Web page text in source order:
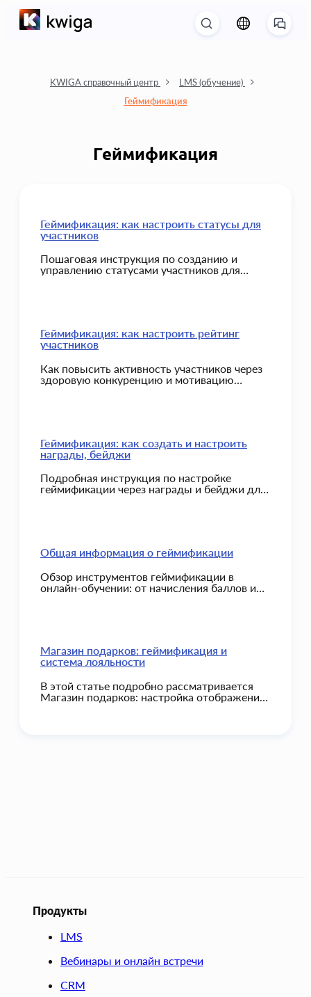
KWIGA справочный центр
LMS (обучение)
Геймификация
Геймификация
Геймификация: как настроить статусы для
участников
Пошаговая инструкция по созданию и
управлению статусами участников для
Геймификация: как настроить рейтинг
участников
Как повысить активность участников через
здоровую конкуренцию и мотивацию
Геймификация: как создать и настроить
награды, бейджи
Подробная инструкция по настройке
геймификации через награды и бейджи для
Общая информация о геймификации
Обзор инструментов геймификации в
онлайн-обучении: от начисления баллов и
Магазин подарков: геймификация и
система лояльности
В этой статье подробно рассматривается
Магазин подарков: настройка отображения,
Продукты
LMS
Вебинары и онлайн встречи
CRM